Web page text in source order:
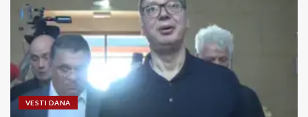
VESTI DANA